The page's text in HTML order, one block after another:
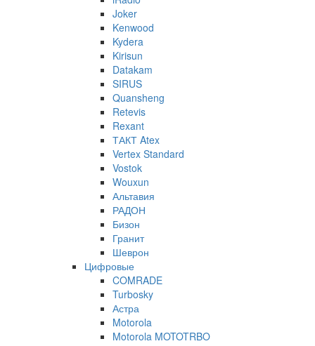
Joker
Kenwood
Kydera
Kirisun
Datakam
SIRUS
Quansheng
Retevis
Rexant
ТАКТ Atex
Vertex Standard
Vostok
Wouxun
Альтавия
РАДОН
Бизон
Гранит
Шеврон
Цифровые
COMRADE
Turbosky
Астра
Motorola
Motorola MOTOTRBO